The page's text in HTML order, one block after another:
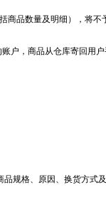
商品数量及明细），将不
户，商品从仓库寄回用
品规格、原因、换货方式